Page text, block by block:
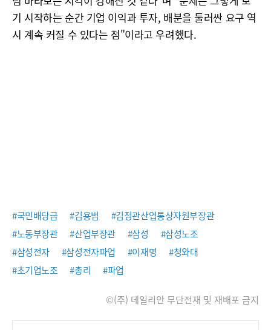
기 시작하는 순간 기업 이익과 투자, 배분을 둘러싼 요구 역
시 계속 커질 수 있다는 점"이라고 우려했다.
#국민배당금 #김용범
#김정관산업통상자원부장관
#노동부장관
#산업부장관 #삼성
#삼성노조
#삼성전자
#삼성전자파업 #이재명
#청와대
#초기업노조
#총리 #파업
©(주) 데일리안 무단전재 및 재배포 금지